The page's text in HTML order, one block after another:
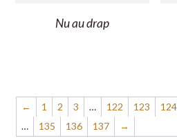
Nu au drap
← 1 2 3 … 122 123 124
…
135 136 137 →